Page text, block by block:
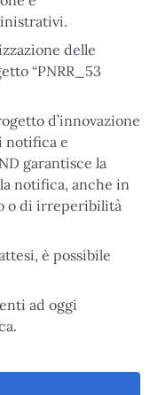
delle
“PNRR_53
d’innovazione
notifica e
garantisce la
notifica, anche in
o di irreperibilità
è possibile
ad oggi